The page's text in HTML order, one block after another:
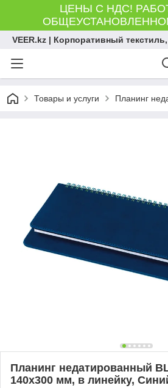
ЦЕНЫ С НДС!
VEER.kz | Корпоративный
Товары и услуги Планинг
Планинг недатированный
140х300 мм, в линейку,